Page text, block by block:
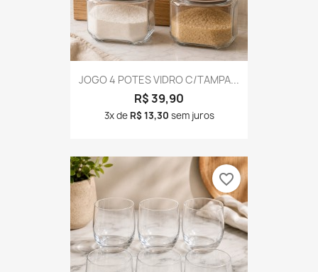
JOGO 4 POTES VIDRO C/TAMPA...
R$ 39,90
3x de R$ 13,30 sem juros
favorite_border